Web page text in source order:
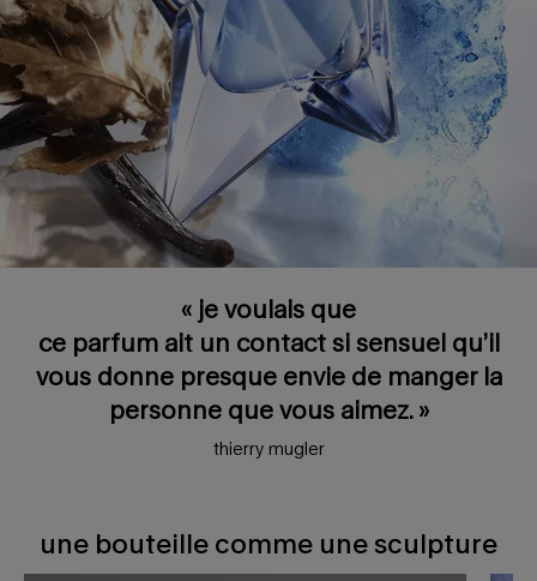
« je voulais que
ce parfum ait un contact si sensuel qu’il
vous donne presque envie de manger la
personne que vous aimez. »
thierry mugler
une bouteille comme une sculpture